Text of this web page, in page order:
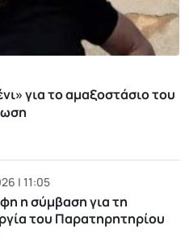
για το αμαξοστάσιο του
| 11:05
η σύμβαση για τη
του Παρατηρητηρίου